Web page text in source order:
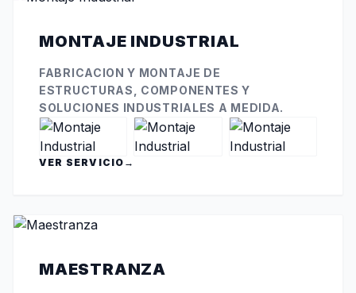
MONTAJE INDUSTRIAL
FABRICACION Y MONTAJE DE
ESTRUCTURAS, COMPONENTES Y
SOLUCIONES INDUSTRIALES A MEDIDA.
VER SERVICIO →
MAESTRANZA